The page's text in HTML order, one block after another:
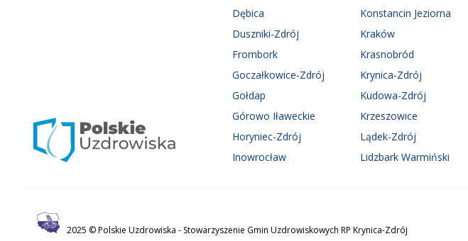
Dębica
Duszniki-Zdrój
Frombork
Goczałkowice-Zdrój
Gołdap
Górowo Iławeckie
Horyniec-Zdrój
Inowrocław
Konstancin Jeziorna
Kraków
Krasnobród
Krynica-Zdrój
Kudowa-Zdrój
Krzeszowice
Lądek-Zdrój
Lidzbark Warmiński
2025 © Polskie Uzdrowiska - Stowarzyszenie Gmin Uzdrowiskowych RP Krynica-Zdrój